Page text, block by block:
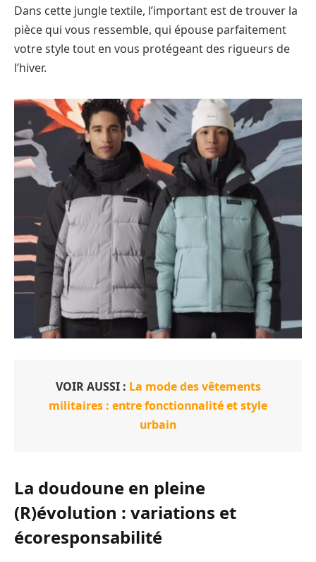
Dans cette jungle textile, l’important est de trouver la
pièce qui vous ressemble, qui épouse parfaitement
votre style tout en vous protégeant des rigueurs de
l’hiver.
VOIR AUSSI : La mode des vêtements
militaires : entre fonctionnalité et style
urbain
La doudoune en pleine
(R)évolution : variations et
écoresponsabilité